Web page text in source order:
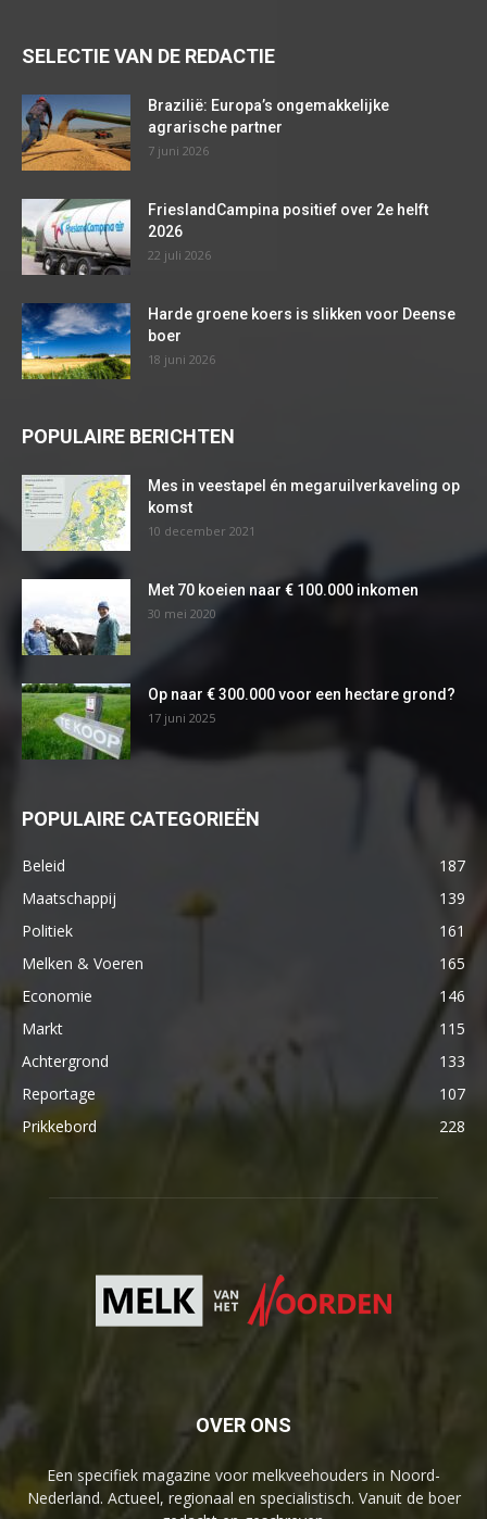
SELECTIE VAN DE REDACTIE
Brazilië: Europa’s ongemakkelijke
agrarische partner
7 juni 2026
FrieslandCampina positief over 2e helft
2026
22 juli 2026
Harde groene koers is slikken voor Deense
boer
18 juni 2026
POPULAIRE BERICHTEN
Mes in veestapel én megaruilverkaveling op
komst
10 december 2021
Met 70 koeien naar € 100.000 inkomen
30 mei 2020
Op naar € 300.000 voor een hectare grond?
17 juni 2025
POPULAIRE CATEGORIEËN
Beleid
187
Maatschappij
139
Politiek
161
Melken & Voeren
165
Economie
146
Markt
115
Achtergrond
133
Reportage
107
Prikkebord
228
OVER ONS
Een specifiek magazine voor melkveehouders in Noord-
Nederland. Actueel, regionaal en specialistisch. Vanuit de boer